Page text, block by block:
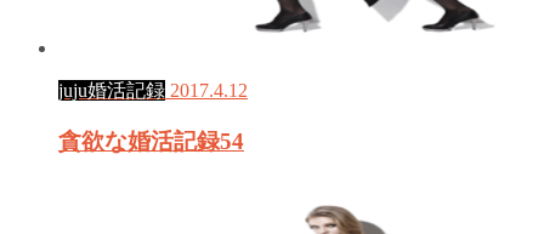
juju婚活記録 2017.4.12
貪欲な婚活記録54